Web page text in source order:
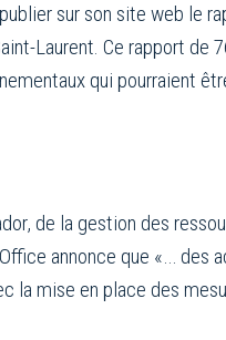
sur son site web le
Laurent. Ce rapport de
qui pourraient
de la gestion des
annonce que «… des
la mise en place des